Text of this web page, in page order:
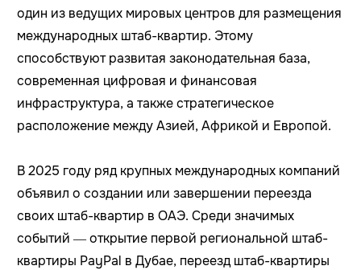
один из ведущих мировых центров для размещения
международных штаб-квартир. Этому
способствуют развитая законодательная база,
современная цифровая и финансовая
инфраструктура, а также стратегическое
расположение между Азией, Африкой и Европой.
В 2025 году ряд крупных международных компаний
объявил о создании или завершении переезда
своих штаб-квартир в ОАЭ. Среди значимых
событий — открытие первой региональной штаб-
квартиры PayPal в Дубае, переезд штаб-квартиры